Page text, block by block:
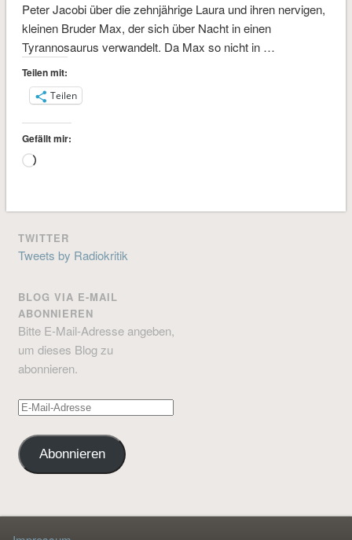
Peter Jacobi über die zehnjährige Laura und ihren nervigen,
kleinen Bruder Max, der sich über Nacht in einen
Tyrannosaurus verwandelt. Da Max so nicht in …
Teilen mit:
Teilen
Gefällt mir:
Wird
TWITTER
Tweets by Radiokritik
BLOG VIA E-MAIL
ABONNIEREN
Bitte E-Mail-Adresse angeben,
um dieses Blog zu
abonnieren.
E-
Adresse
Abonnieren